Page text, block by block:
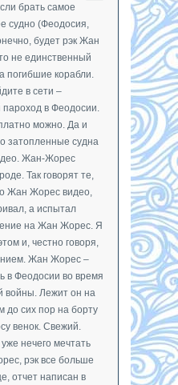
брать самое
судно (Феодосия,
будет рэк Жан
не единственный
погибшие корабли.
в сети –
в Феодосии.
можно. Да и
затопленные судна
Жан-Жорес
Так говорят те,
Жан Жорес видео,
а испытал
на Жан Жорес. Я
и, честно говоря,
Жан Жорес –
в Феодосии во время
войны. Лежит он на
до сих пор на борту
венок. Свежий.
нечего мечтать
рэк все больше
отчет написан в